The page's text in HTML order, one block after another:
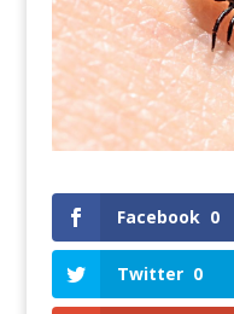
Facebook 0
Twitter 0